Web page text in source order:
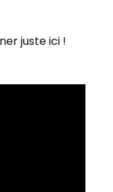
juste ici !